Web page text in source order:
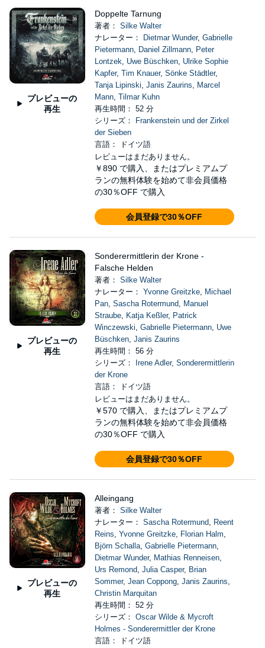
プレビューの
再生
Doppelte Tarnung
著者： Silke Walter
ナレーター：
Dietmar Wunder, Gabrielle
Pietermann, Daniel Zillmann, Peter
Lontzek, Uwe Büschken, Ulrike Sophie
Kapfer, Tim Knauer, Sönke Städtler,
Tanja Lipinski, Janis Zaurins, Marcel
Mann, Tilmar Kuhn
再生時間： 52 分
シリーズ：
Frankenstein und der Zirkel
der Sieben
言語： ドイツ語
レビューはまだありません。
￥890 で購入、またはプレミアムプ
ランの無料体験を始めて非会員価格
の30％OFF で購入
会員登録で30％OFF
プレビューの
再生
Sonderermittlerin der Krone -
Falsche Helden
著者： Silke Walter
ナレーター： Yvonne Greitzke, Michael
Pan, Sascha Rotermund, Manuel
Straube, Katja Keßler, Patrick
Winczewski, Gabrielle Pietermann, Uwe
Büschken, Janis Zaurins
再生時間： 56 分
シリーズ：
Irene Adler, Sonderermittlerin
der Krone
言語： ドイツ語
レビューはまだありません。
￥570 で購入、またはプレミアムプ
ランの無料体験を始めて非会員価格
の30％OFF で購入
会員登録で30％OFF
プレビューの
再生
Alleingang
著者： Silke Walter
ナレーター： Sascha Rotermund, Reent
Reins, Yvonne Greitzke, Florian Halm,
Björn Schalla, Gabrielle Pietermann,
Dietmar Wunder, Mathias Renneisen,
Urs Remond, Julia Casper, Brian
Sommer, Jean Coppong, Janis Zaurins,
Christin Marquitan
再生時間： 52 分
シリーズ： Oscar Wilde & Mycroft
Holmes - Sonderermittler der Krone
言語： ドイツ語